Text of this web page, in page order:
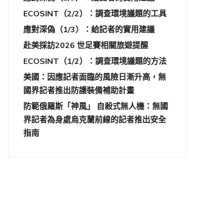
ECOSINT（2/2）：調查環境議題的工具
應對深偽（1/3）：給記者的實用建議
赴美採訪2026 世足賽相關旅遊提醒
ECOSINT（1/2）：調查環境議題的方法
美國：因應記者面臨的風險日漸升高，無
國界記者推出防護裝備補助計畫
防範俄羅斯「神風」 自殺式無人機：無國
界記者為身處烏克蘭前線的記者推出安全
指南